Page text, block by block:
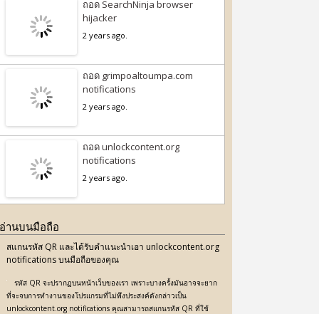
ถอด SearchNinja browser
hijacker
2 years ago.
ถอด grimpoaltoumpa.com
notifications
2 years ago.
ถอด unlockcontent.org
notifications
2 years ago.
อ่านบนมือถือ
สแกนรหัส QR และได้รับคำแนะนำเอา unlockcontent.org
notifications บนมือถือของคุณ
รหัส QR จะปรากฏบนหน้าเว็บของเรา เพราะบางครั้งมันอาจจะยาก
ที่จะจบการทำงานของโปรแกรมที่ไม่พึงประสงค์ดังกล่าวเป็น
unlockcontent.org notifications คุณสามารถสแกนรหัส QR ที่ใช้